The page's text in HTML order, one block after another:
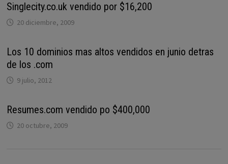
Singlecity.co.uk vendido por $16,200
20 diciembre, 2009
Los 10 dominios mas altos vendidos en junio detras
de los .com
9 julio, 2012
Resumes.com vendido po $400,000
20 octubre, 2009